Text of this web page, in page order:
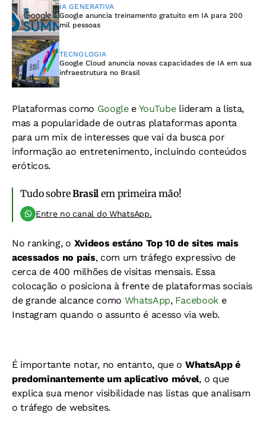
IA GENERATIVA
Google anuncia treinamento gratuito em IA para 200
mil pessoas
TECNOLOGIA
Google Cloud anuncia novas capacidades de IA em sua
infraestrutura no Brasil
Plataformas como Google e YouTube lideram a lista,
mas a popularidade de outras plataformas aponta
para um mix de interesses que vai da busca por
informação ao entretenimento, incluindo conteúdos
eróticos.
Tudo sobreBrasil em primeira mão!
Entre no canal do WhatsApp.
No ranking, o Xvideos estáno Top 10 de sites mais
acessados no país, com um tráfego expressivo de
cerca de 400 milhões de visitas mensais. Essa
colocação o posiciona à frente de plataformas sociais
de grande alcance como WhatsApp, Facebook e
Instagram quando o assunto é acesso via web.
É importante notar, no entanto, que o WhatsApp é
predominantemente um aplicativo móvel, o que
explica sua menor visibilidade nas listas que analisam
o tráfego de websites.